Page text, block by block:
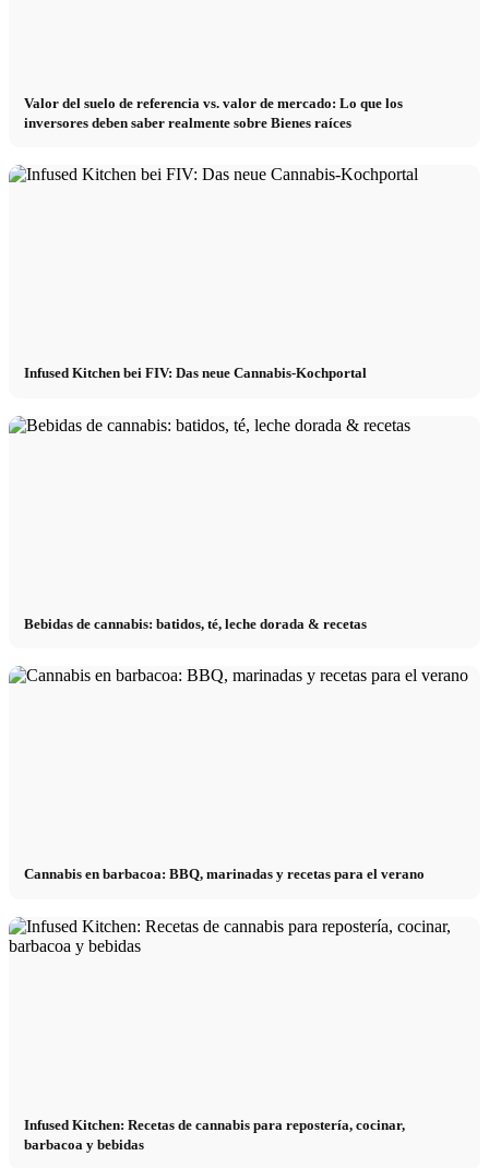
Valor del suelo de referencia vs. valor de mercado: Lo que los
inversores deben saber realmente sobre Bienes raíces
Infused Kitchen bei FIV: Das neue Cannabis-Kochportal
Bebidas de cannabis: batidos, té, leche dorada & recetas
Cannabis en barbacoa: BBQ, marinadas y recetas para el verano
Infused Kitchen: Recetas de cannabis para repostería, cocinar,
barbacoa y bebidas